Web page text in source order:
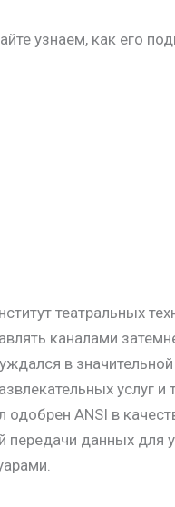
узнаем, как его
театральных
каналами
в
услуг и
ANSI в
передачи данных для